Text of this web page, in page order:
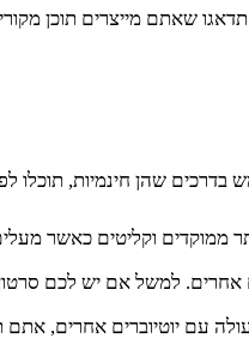
שאתם מייצרים תוכן
בדרכים שהן חינמיות,
ממוקדים וקליטים כאשר
למשל אם יש לכם סרטון
פעולה עם יוטיוברים